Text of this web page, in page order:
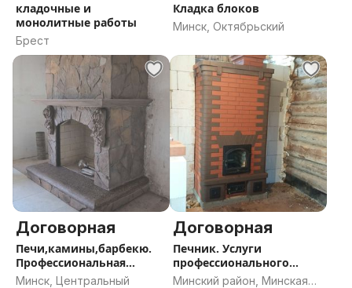
кладочные и
монолитные работы
Брест
Кладка блоков
Минск, Октябрьский
Договорная
Печи,камины,барбекю.
Профессиональная
кладка печей
Минск, Центральный
Договорная
Печник. Услуги
профессионального
печника
Минский район, Минская